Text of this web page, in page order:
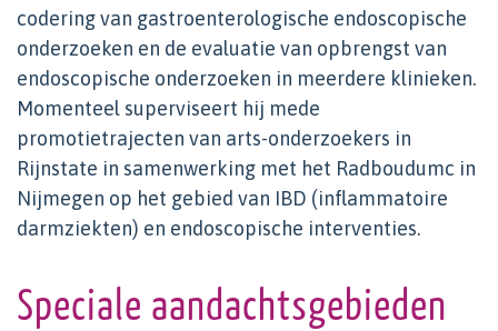
codering van gastroenterologische endoscopische
onderzoeken en de evaluatie van opbrengst van
endoscopische onderzoeken in meerdere klinieken.
Momenteel superviseert hij mede
promotietrajecten van arts-onderzoekers in
Rijnstate in samenwerking met het Radboudumc in
Nijmegen op het gebied van IBD (inflammatoire
darmziekten) en endoscopische interventies.
Speciale aandachtsgebieden